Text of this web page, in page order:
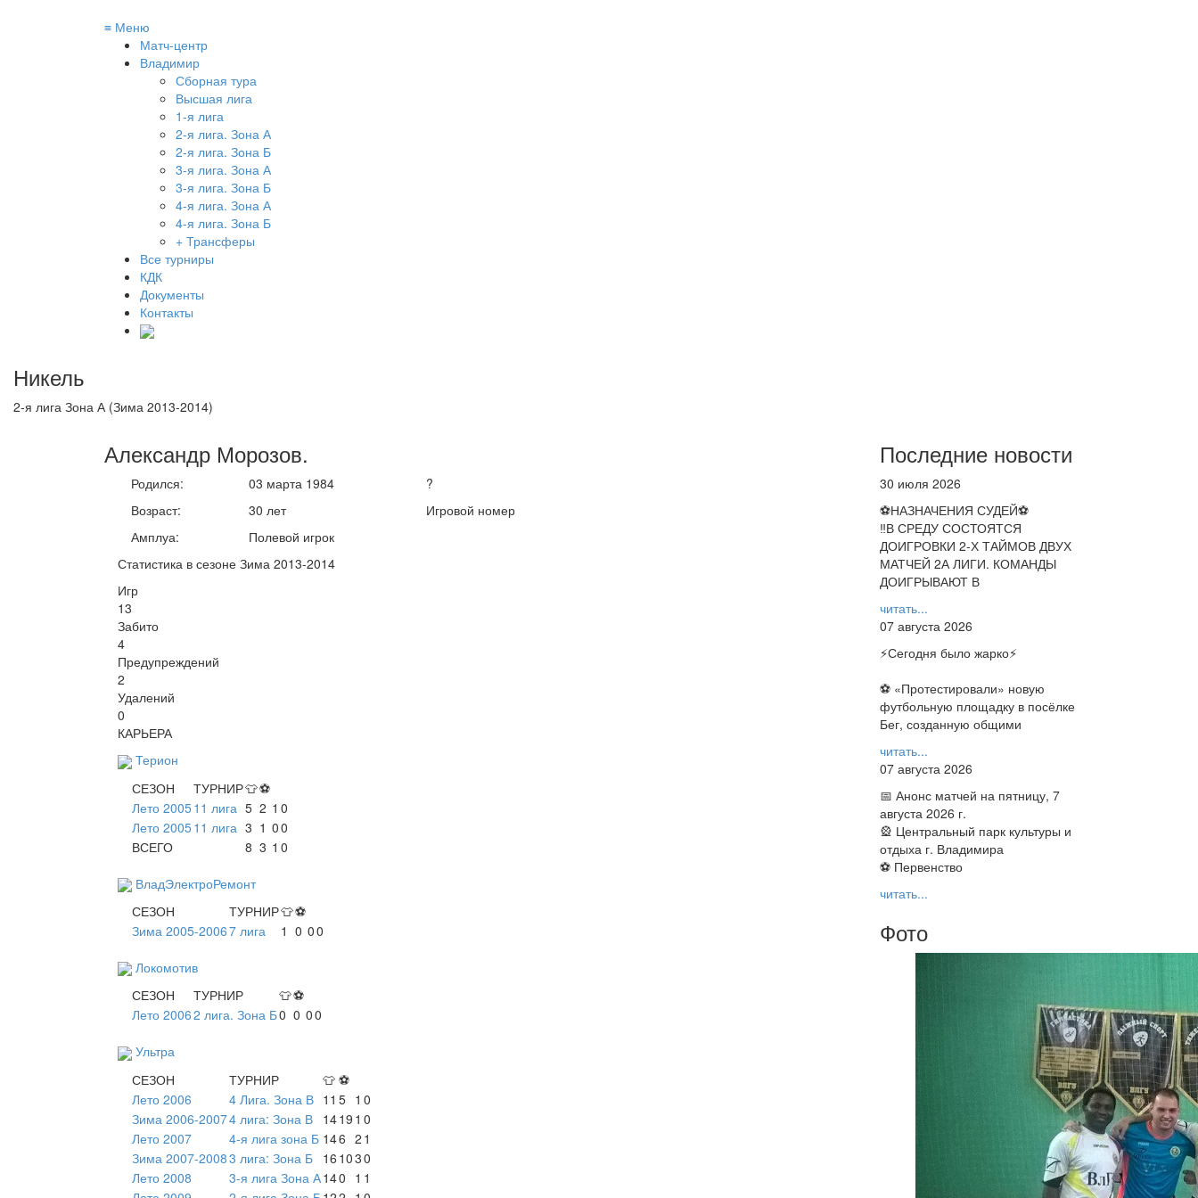
≡ Меню
Матч-центр
Владимир
Сборная тура
Высшая лига
1-я лига
2-я лига. Зона А
2-я лига. Зона Б
3-я лига. Зона А
3-я лига. Зона Б
4-я лига. Зона А
4-я лига. Зона Б
+ Трансферы
Все турниры
КДК
Документы
Контакты
Никель
2-я лига Зона А (Зима 2013-2014)
Александр Морозов.
Родился:
Возраст:
Амплуа:
03 марта 1984
30 лет
Полевой игрок
?
Игровой номер
Статистика в сезоне Зима 2013-2014
Игр
13
Забито
4
Предупреждений
2
Удалений
0
КАРЬЕРА
Терион
СЕЗОН
ТУРНИР👕⚽
Лето 200511 лига 5 2 1 0
Лето 200511 лига 3 1 00
ВСЕГО
8 3 1 0
ВладЭлектроРемонт
СЕЗОН
ТУРНИР👕⚽
Зима 2005-20067 лига 1 0 00
Локомотив
СЕЗОН
ТУРНИР 👕⚽
Лето 20062 лига. Зона Б0 0 00
Ультра
СЕЗОН
ТУРНИР 👕 ⚽
Лето 2006
4 Лига. Зона В 11 5 1 0
Зима 2006-20074 лига: Зона В 1419 1 0
Лето 2007
4-я лига зона Б 146 2 1
Зима 2007-20083 лига: Зона Б 16 1030
Лето 2008
3-я лига Зона А140 1 1
Последние новости
30 июля 2026
⚽НАЗНАЧЕНИЯ СУДЕЙ⚽
‼В СРЕДУ СОСТОЯТСЯ
ДОИГРОВКИ 2-Х ТАЙМОВ ДВУХ
МАТЧЕЙ 2А ЛИГИ. КОМАНДЫ
ДОИГРЫВАЮТ В
читать...
07 августа 2026
⚡️Сегодня было жарко⚡️
⚽ ️«Протестировали» новую
футбольную площадку в посёлке
Бег, созданную общими
читать...
07 августа 2026
📅 Анонс матчей на пятницу, 7
августа 2026 г.
🎡 Центральный парк культуры и
отдыха г. Владимира
⚽ Первенство
читать...
Фото